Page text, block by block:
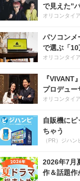
で見えた”
オリコンタイ
パソコンメ
で選ぶ「10
オリコンタイ
『VIVANT
プロデュー
オリコンタイ
自販機にピ
ちゃう
（PR）ジハン
2026年7月
作＆話題作